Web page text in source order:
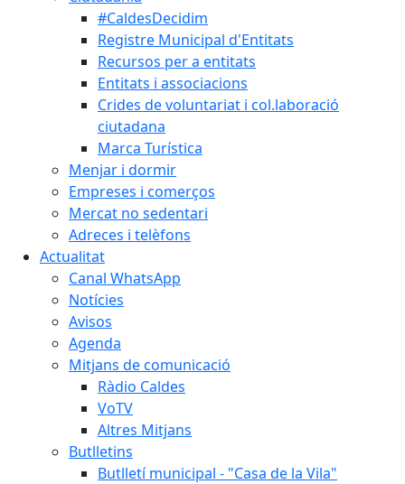
#CaldesDecidim
Registre Municipal d'Entitats
Recursos per a entitats
Entitats i associacions
Crides de voluntariat i col.laboració
ciutadana
Marca Turística
Menjar i dormir
Empreses i comerços
Mercat no sedentari
Adreces i telèfons
Actualitat
Canal WhatsApp
Notícies
Avisos
Agenda
Mitjans de comunicació
Ràdio Caldes
VoTV
Altres Mitjans
Butlletins
Butlletí municipal - "Casa de la Vila"